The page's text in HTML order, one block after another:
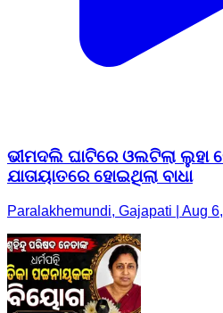
ଭୀମଦଲି ଘାଟିରେ ଓଲଟିଲା ଲୁହା
ଯାତାୟାତରେ ହୋଇଥିଲା ବାଧା
Paralakhemundi, Gajapati | Aug